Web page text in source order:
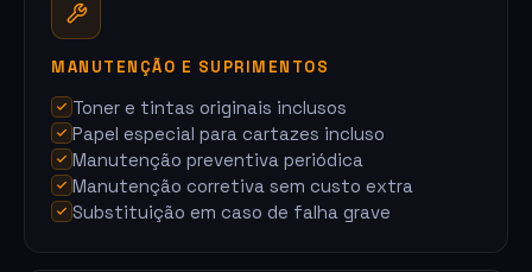
MANUTENÇÃO E SUPRIMENTOS
Toner e tintas originais inclusos
Papel especial para cartazes incluso
Manutenção preventiva periódica
Manutenção corretiva sem custo extra
Substituição em caso de falha grave